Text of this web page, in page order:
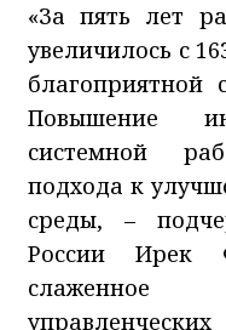
«За пять лет
увеличилось с
благоприятной
Повышение
системной
подхода к
среды, –
России Ирек
слаженное